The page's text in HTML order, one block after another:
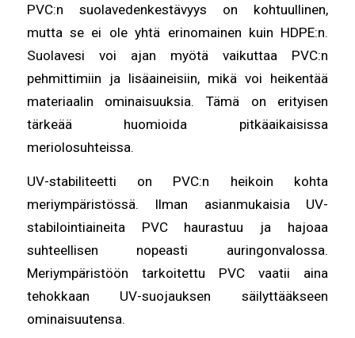
PVC:n suolavedenkestävyys on kohtuullinen,
mutta se ei ole yhtä erinomainen kuin HDPE:n.
Suolavesi voi ajan myötä vaikuttaa PVC:n
pehmittimiin ja lisäaineisiin, mikä voi heikentää
materiaalin ominaisuuksia. Tämä on erityisen
tärkeää huomioida pitkäaikaisissa
meriolosuhteissa.
UV-stabiliteetti on PVC:n heikoin kohta
meriympäristössä. Ilman asianmukaisia UV-
stabilointiaineita PVC haurastuu ja hajoaa
suhteellisen nopeasti auringonvalossa.
Meriympäristöön tarkoitettu PVC vaatii aina
tehokkaan UV-suojauksen säilyttääkseen
ominaisuutensa.